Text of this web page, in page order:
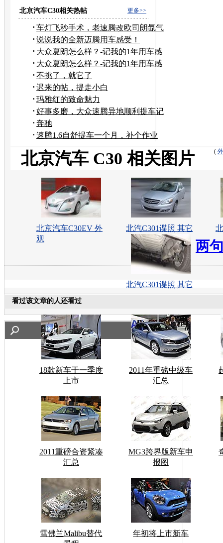
首曝 更多>>
北京汽车C30相关热帖
车灯飞秒手术，老速腾改欧司朗氙气
灯CBI
说说我的全新迈腾用车感受！
大众夏朗怎么样？-记我的1年用车感
受
大众夏朗怎么样？-记我的1年用车感
受
不挑了，就它了
迟来的帖，提走小白
玛雅红的致命魅力
好事多磨，大众速腾异地顺利提车记
+记录仪
奔驰
速腾1.6自舒提车一个月，补个作业
(
北京汽车 C30 相关图片
北京汽车C30EV 外
观
北汽C301谍照 其它
北汽C301谍照 其它
两句
看过该文章的人还看过
18款新车于一季度
上市
2011年重磅中级车
汇总
2011重磅合资紧凑
汇总
MG3跨界版新车申
报图
雪佛兰Malibu替代
年初将上市新车